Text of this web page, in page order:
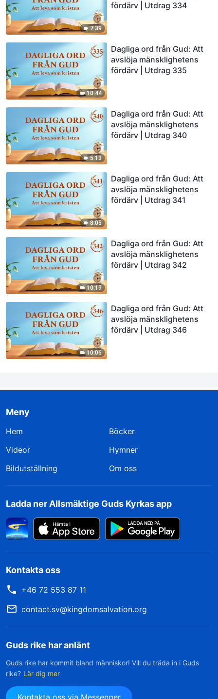
7:39
fördärv | Utdrag 334
10:44
Dagliga ord från Gud: Att
avslöja mänsklighetens
fördärv | Utdrag 335
5:13
Dagliga ord från Gud: Att
avslöja mänsklighetens
fördärv | Utdrag 340
8:05
Dagliga ord från Gud: Att
avslöja mänsklighetens
fördärv | Utdrag 341
10:19
Dagliga ord från Gud: Att
avslöja mänsklighetens
fördärv | Utdrag 342
10:06
Dagliga ord från Gud: Att
avslöja mänsklighetens
fördärv | Utdrag 346
Meny
Hem
Böcker
Videor
Hymner
Bildutställning
Om oss
Ladda ner Allsmäktige Guds Kyrkas app
Kontakta oss
+46 72 553 87 11
contact.sv@kingdomsalvation.org
Guds rike har anlänt
Guds rike har kommit bland människor! Vill du träda in i Guds
rike? Lär dig mer
Kontakta oss via Messenger